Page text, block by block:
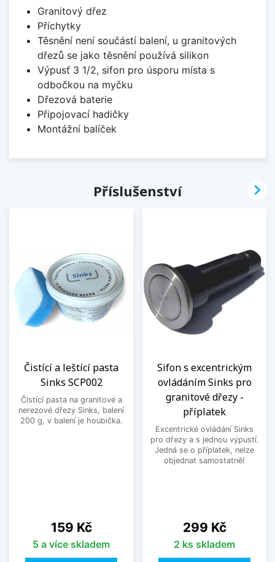
Granitový dřez
Příchytky
Těsnění není součástí balení, u granitových
dřezů se jako těsnění používá silikon
Výpusť 3 1/2, sifon pro úsporu místa s
odbočkou na myčku
Dřezová baterie
Připojovací hadičky
Montážní balíček
Příslušenství
Čistící a leštící pasta
Sinks SCP002
Čistící pasta na granitové a
nerezové dřezy Sinks, balení
200 g, v balení je houbička.
Cena
159 Kč
5 a více skladem
Sifon s excentrickým
ovládáním Sinks pro
granitové dřezy -
příplatek
Excentrické ovládání Sinks
pro dřezy a s jednou výpustí.
Jedná se o příplatek, nelze
objednat samostatně!
Cena
299 Kč
2 ks skladem
